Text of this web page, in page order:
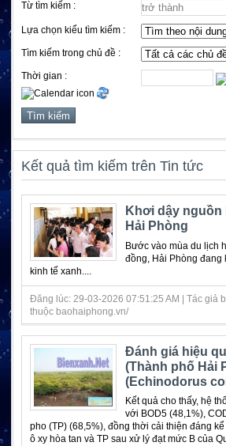
Từ tìm kiếm :
Lựa chọn kiểu tìm kiếm :
Tìm kiếm trong chủ đề :
Thời gian :
Kết quả tìm kiếm trên Tin tức
Khơi dậy
Hải Phòng
Bước vào mùa du lịch
đồng, Hải Phòng đang
kinh tế xanh....
Đăng lúc: 29-03-2026 07:51:25 AM | Tác giả
thuộc baohaiphong.vn/
Đánh giá hiệu
(Thành phố Hải
(Echinodorus
Kết quả cho thấy, hệ
với BOD5 (48,1%),
pho (TP) (68,5%), đồng thời cải thiện đáng
ô xy hòa tan và TP sau xử lý đạt mức B của